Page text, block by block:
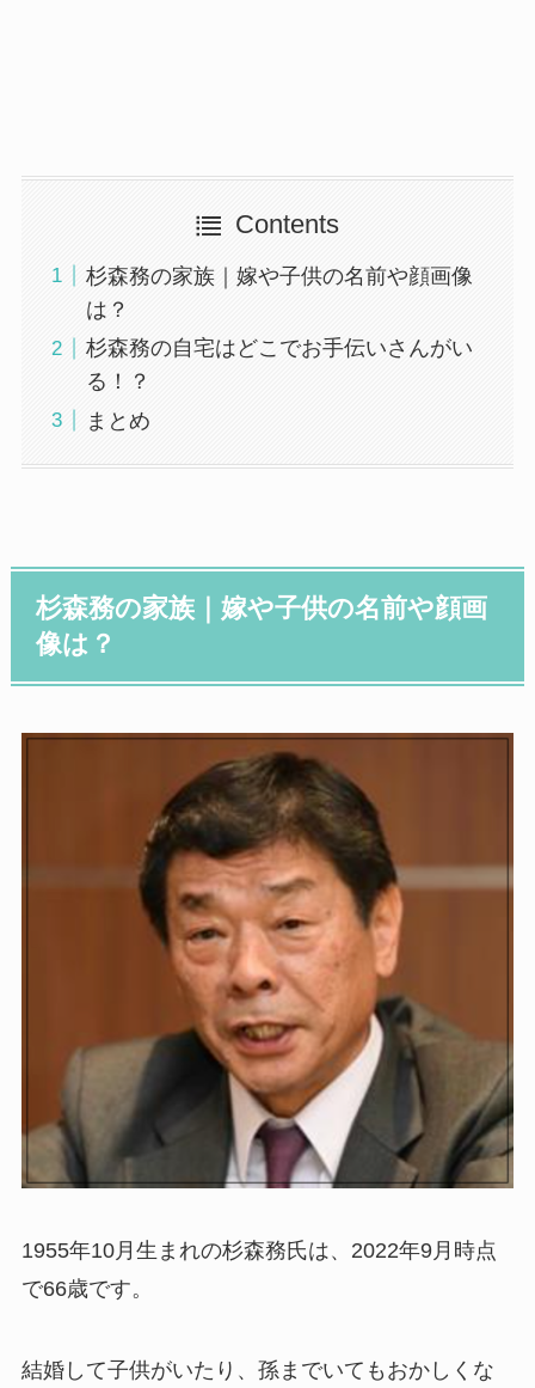
Contents
杉森務の家族｜嫁や子供の名前や顔画像
は？
杉森務の自宅はどこでお手伝いさんがい
る！？
まとめ
杉森務の家族｜嫁や子供の名前や顔画
像は？
1955年10月生まれの杉森務氏は、2022年9月時点
で66歳です。
結婚して子供がいたり、孫までいてもおかしくな